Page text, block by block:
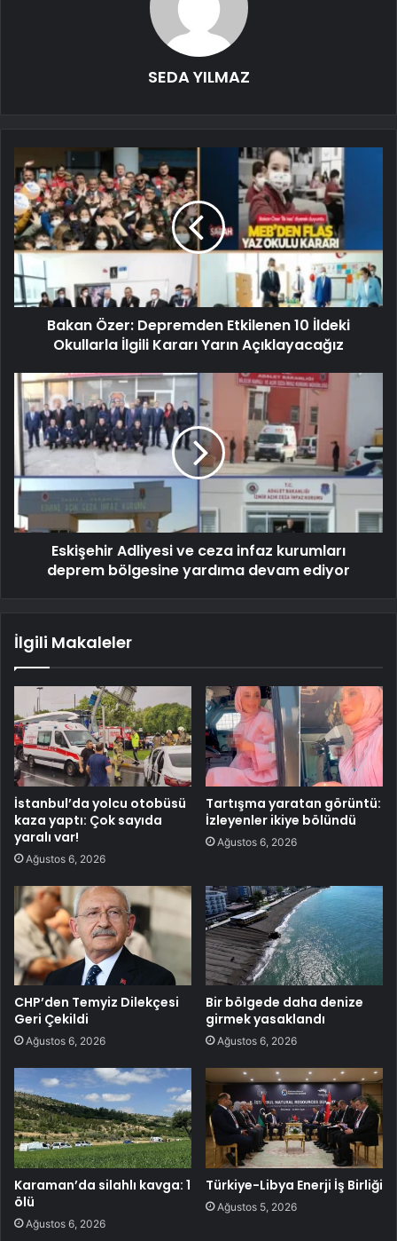
SEDA YILMAZ
Bakan Özer: Depremden Etkilenen 10 İldeki
Okullarla İlgili Kararı Yarın Açıklayacağız
Eskişehir Adliyesi ve ceza infaz kurumları
deprem bölgesine yardıma devam ediyor
İlgili Makaleler
İstanbul’da yolcu otobüsü
kaza yaptı: Çok sayıda
yaralı var!
Ağustos 6, 2026
Tartışma yaratan görüntü:
İzleyenler ikiye bölündü
Ağustos 6, 2026
CHP’den Temyiz Dilekçesi
Geri Çekildi
Ağustos 6, 2026
Bir bölgede daha denize
girmek yasaklandı
Ağustos 6, 2026
Karaman’da silahlı kavga: 1
ölü
Ağustos 6, 2026
Türkiye-Libya Enerji İş Birliği
Ağustos 5, 2026